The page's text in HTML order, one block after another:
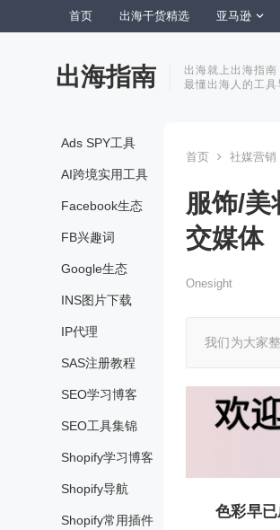
首页 出海干货精选 亚马逊
出海指南
出海就上出海指南
最懂出海人的工具
Ads SPY工具
AI跨境实用工具
Facebook生态
FB兴趣词
Google生态
INS图片下载
IP代理
SAS注册教程
SEO学习博客
SEO工具集锦
Shopify学习博客
Shopify导航
Shopify常用插件
首页 社媒营销
服饰/
交媒体
Onesight
我们为大家
色彩早